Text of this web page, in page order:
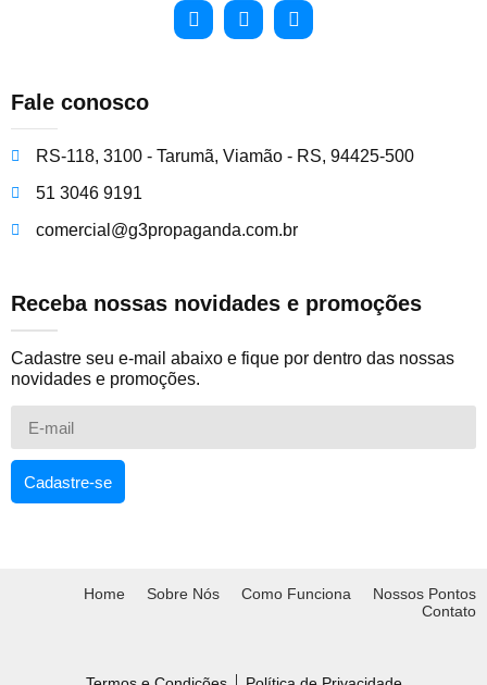
Fale conosco
RS-118, 3100 - Tarumã, Viamão - RS, 94425-500
51 3046 9191
comercial@g3propaganda.com.br
Receba nossas novidades e promoções
Cadastre seu e-mail abaixo e fique por dentro das nossas
novidades e promoções.
Cadastre-se
Home Sobre Nós Como Funciona
Nossos Pontos
Contato